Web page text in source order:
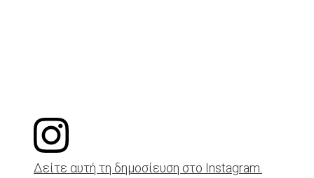
Δείτε αυτή τη δημοσίευση στο Instagram.